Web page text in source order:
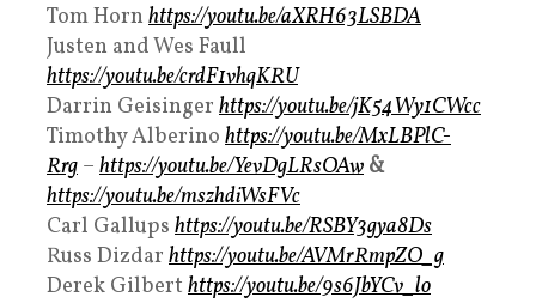
Tom Horn https://youtu.be/aXRH63LSBDA
Justen and Wes Faull
https://youtu.be/crdF1vhqKRU
Darrin Geisinger https://youtu.be/jK54Wy1CWcc
Timothy Alberino https://youtu.be/MxLBPlC-
Rrg – https://youtu.be/YevDgLRsOAw &
https://youtu.be/mszhdiWsFVc
Carl Gallups https://youtu.be/RSBY3gya8Ds
Russ Dizdar https://youtu.be/AVMrRmpZO_g
Derek Gilbert https://youtu.be/9s6JbYCv_lo